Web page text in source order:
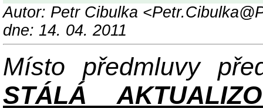
Autor: Petr Cibulka
dne: 14. 04. 2011
Místo předmluvy
STÁLÁ